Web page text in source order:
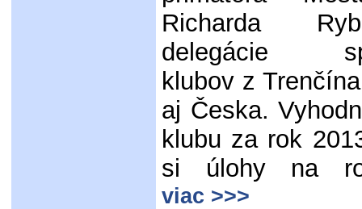
Richarda
delegácie
klubov z
aj Česka.
klubu za rok
si úlohy na
viac >>>